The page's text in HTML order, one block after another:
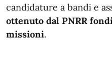
candidature a bandi e
ottenuto dal PNRR
missioni.